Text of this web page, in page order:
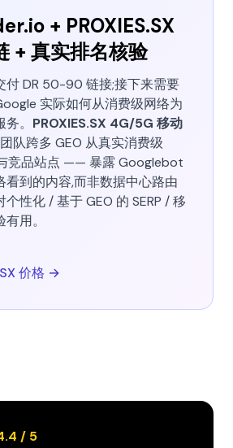
+ PROXIES.SX
+ 真实排名核验
付 DR 50-90 链接;接下来需要
实际如何从消费级网络为
。 PROXIES.SX 4G/5G 移动
队跨多 GEO 从真实消费级
竞品站点 —— 暴露 Googlebot
看到的内容,而非数据中心路由
性化 / 基于 GEO 的 SERP / 移
用。
价格 →
/ 5